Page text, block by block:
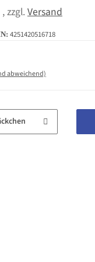
zzgl. Versand
4251420516718
abweichend)